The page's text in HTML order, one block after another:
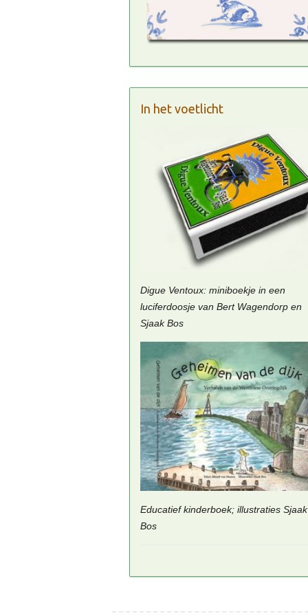
In het voetlicht
Digue Ventoux: miniboekje in een
luciferdoosje van Bert Wagendorp en
Sjaak Bos
Educatief kinderboek; illustraties Sjaak
Bos